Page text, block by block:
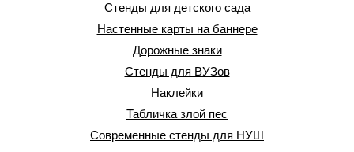
Стенды для детского сада
Настенные карты на баннере
Дорожные знаки
Стенды для ВУЗов
Наклейки
Табличка злой пес
Современные стенды для НУШ